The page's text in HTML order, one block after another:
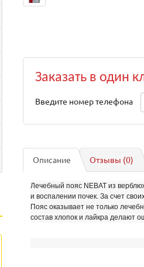
Заказать в один
Введите номер телефона
Описание Отзывы (0)
Лечебный пояс NEBAT из
и воспалении почек. За счет
Пояс оказывает не только
состав хлопок и лайкра делают